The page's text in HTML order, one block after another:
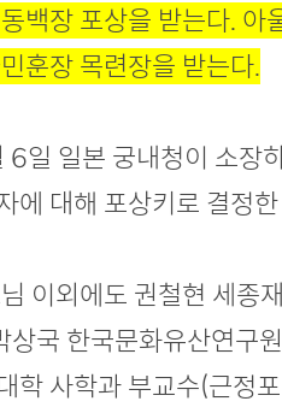
백장 포상을 받는다. 아
훈장 목련장을 받는다.
일 일본 궁내청이 소장
에 대해 포상키로 결정
이외에도 권철현 세종
상국 한국문화유산연구
학 사학과 부교수(근정